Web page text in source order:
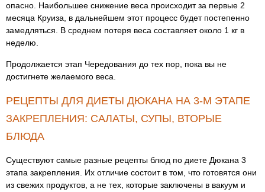
опасно. Наибольшее снижение веса происходит за первые 2
месяца Круиза, в дальнейшем этот процесс будет постепенно
замедляться. В среднем потеря веса составляет около 1 кг в
неделю.
Продолжается этап Чередования до тех пор, пока вы не
достигнете желаемого веса.
РЕЦЕПТЫ ДЛЯ ДИЕТЫ ДЮКАНА НА 3-М ЭТАПЕ
ЗАКРЕПЛЕНИЯ: САЛАТЫ, СУПЫ, ВТОРЫЕ
БЛЮДА
Существуют самые разные рецепты блюд по диете Дюкана 3
этапа закрепления. Их отличие состоит в том, что готовятся они
из свежих продуктов, а не тех, которые заключены в вакуум и